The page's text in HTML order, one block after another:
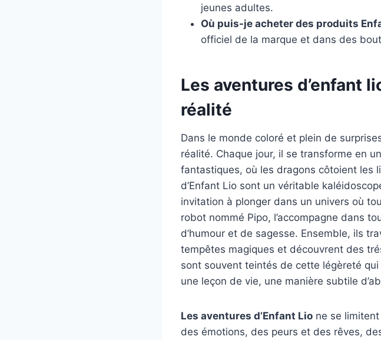
jeunes adultes.
Où puis-je acheter des produits
officiel de la marque et dans des
Les aventures d’enfant
réalité
Dans le monde coloré et plein de
réalité. Chaque jour, il se transforme en
fantastiques, où les dragons côtoient les
d’Enfant Lio sont un véritable
invitation à plonger dans un univers où
robot nommé Pipo, l’accompagne dans
d’humour et de sagesse. Ensemble, ils
tempêtes magiques et découvrent des
sont souvent teintés de cette légèreté
une leçon de vie, une manière subtile
Les aventures d’Enfant Lio ne se
des émotions, des peurs et des rêves,